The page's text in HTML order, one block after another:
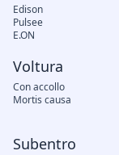
Edison
Pulsee
E.ON
Voltura
Con accollo
Mortis causa
Subentro